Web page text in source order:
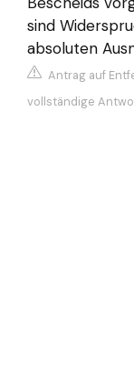
sind
absoluten
Antrag auf
vollständige